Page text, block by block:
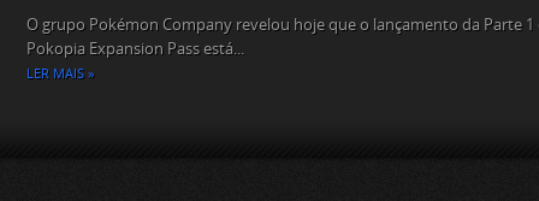
O grupo Pokémon Company revelou hoje que o lançamento da Parte 1
Pokopia Expansion Pass está...
LER MAIS »